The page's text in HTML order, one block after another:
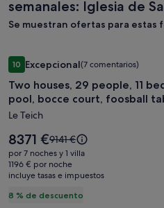
semanales: Iglesia de
Se muestran ofertas para estas
Galería
de
imágenes
de
Two
houses,
29
people,
11
bedrooms,
1010 sobre 10, Excepcional, (7
Excepcional(7 comentarios)
Two houses, 29 people, 11
pool, bocce court, foosball
table
Le Teich
8 % de descuento
El
precio
es
de
8371 €El
precio
era
de
consulta
9141 €
por 7 noches y 1 villa
1196 € por noche
incluye tasas e impuestos
Two houses, 29 people, 11